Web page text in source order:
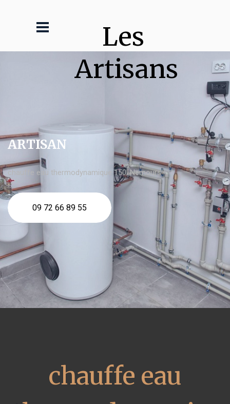
Les
Artisans
ARTISAN
chauffe eau thermodynamique 150l Nemours
09 72 66 89 55
chauffe eau